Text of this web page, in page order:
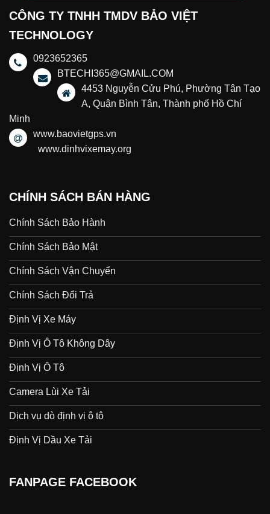
CÔNG TY TNHH TMDV BẢO VIỆT
TECHNOLOGY
0923652365
BTECHI365@GMAIL.COM
4453 Nguyễn Cửu Phú, Phường Tân Tạo
A, Quận Bình Tân, Thành phố Hồ Chí
Minh
www.baovietgps.vn
www.dinhvixemay.org
CHÍNH SÁCH BÁN HÀNG
Chính Sách Bảo Hành
Chính Sách Bảo Mật
Chính Sách Vận Chuyển
Chính Sách Đổi Trả
Định Vị Xe Máy
Định Vị Ô Tô Không Dây
Định Vị Ô Tô
Camera Lùi Xe Tải
Dịch vụ dò định vị ô tô
Định Vị Dầu Xe Tải
FANPAGE FACEBOOK